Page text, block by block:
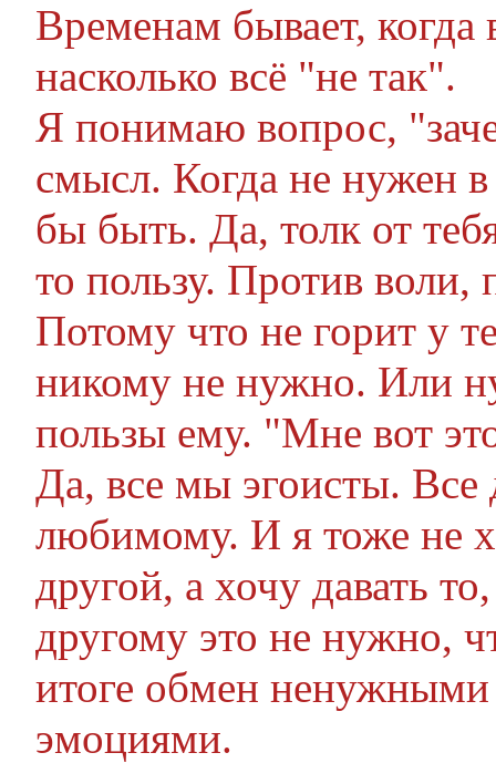
Временам бывает,
насколько всё "не так".
Я понимаю вопрос,
смысл. Когда не нужен
бы быть. Да, толк от
то пользу. Против воли,
Потому что не горит у
никому не нужно. Или
пользы ему. "Мне вот
Да, все мы эгоисты. Все
любимому. И я тоже не
другой, а хочу давать
другому это не нужно,
итоге обмен
эмоциями.